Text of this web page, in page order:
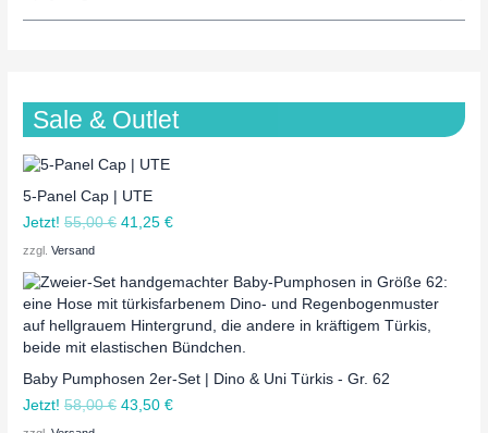
Sale & Outlet
5-Panel Cap | UTE
Jetzt! 55,00€ 41,25€
zzgl.Versand
Baby Pumphosen 2er-Set | Dino & Uni Türkis - Gr. 62
Jetzt! 58,00€ 43,50€